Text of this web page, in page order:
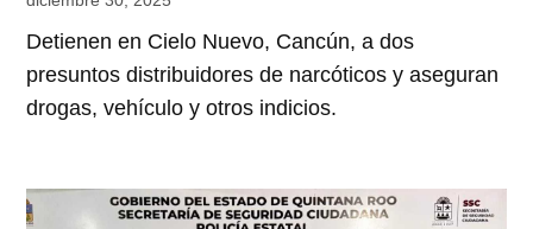
Detienen en Cielo Nuevo, Cancún, a dos
presuntos distribuidores de narcóticos y aseguran
drogas, vehículo y otros indicios.